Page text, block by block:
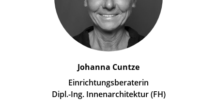
Johanna Cuntze
Einrichtungsberaterin
Dipl.-Ing. Innenarchitektur (FH)